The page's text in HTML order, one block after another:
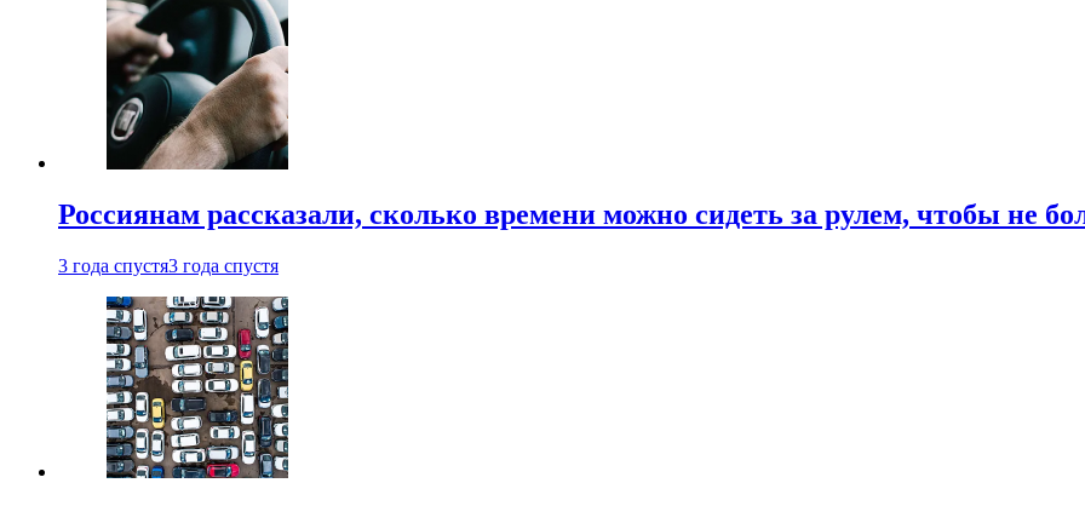
Россиянам рассказали, сколько времени можно сидеть за рулем, чтобы не
3 года спустя3 года спустя